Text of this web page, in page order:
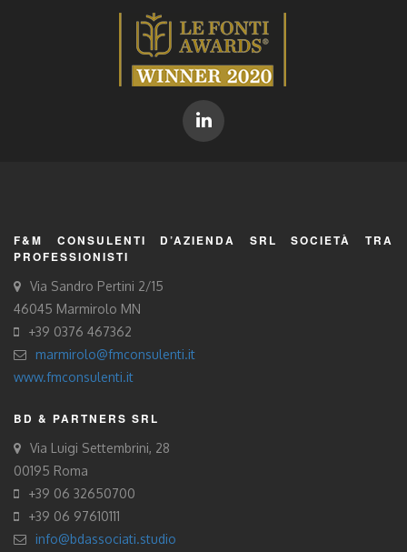
F&M CONSULENTI D’AZIENDA SRL SOCIETÀ TRA
PROFESSIONISTI
Via Sandro Pertini 2/15
46045 Marmirolo MN
+39 0376 467362
marmirolo@fmconsulenti.it
www.fmconsulenti.it
BD & PARTNERS SRL
Via Luigi Settembrini, 28
00195 Roma
+39 06 32650700
+39 06 97610111
info@bdassociati.studio